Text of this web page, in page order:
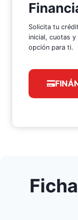
Solicita tu
inicial, cuotas
opción para ti.